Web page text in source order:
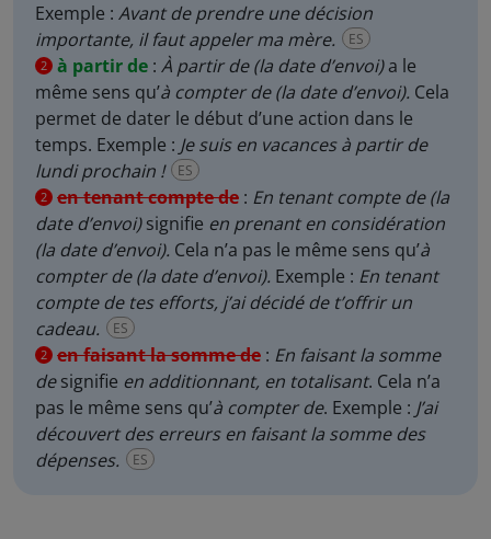
Exemple : Avant de prendre une décision
importante, il faut appeler ma mère.
ES
2 à partir de : À partir de (la date d’envoi)a le
même sens qu’à compter de (la date d’envoi). Cela
permet de dater le début d’une action dans le
temps. Exemple : Je suis en vacances à partir de
lundi prochain !
ES
2 en tenant compte de : En tenant compte de (la
date d’envoi)signifie en prenant en considération
(la date d’envoi). Cela n’a pas le même sens qu’à
compter de (la date d’envoi). Exemple : En tenant
compte de tes efforts, j’ai décidé de t’offrir un
cadeau.
ES
2 en faisant la somme de : En faisant la somme
designifie en additionnant, en totalisant. Cela n’a
pas le même sens qu’à compter de. Exemple : J’ai
découvert des erreurs en faisant la somme des
dépenses.
ES